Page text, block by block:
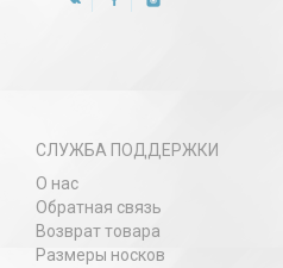
СЛУЖБА ПОДДЕРЖКИ
О нас
Обратная связь
Возврат товара
Размеры носков